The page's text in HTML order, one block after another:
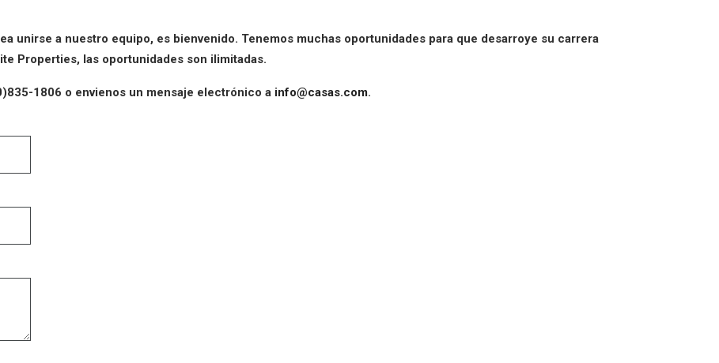
unirse a nuestro equipo, es bienvenido. Tenemos muchas oportunidades para que desarroye su carrera
Properties, las oportunidades son ilimitadas.
1806 o envienos un mensaje electrónico a info@casas.com.